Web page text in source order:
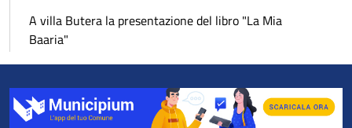
A villa Butera la presentazione del libro "La Mia
Baaria"